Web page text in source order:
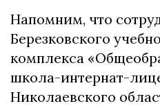
Напомним, что
Березковского
комплекса
школа-интернат-
Николаевского